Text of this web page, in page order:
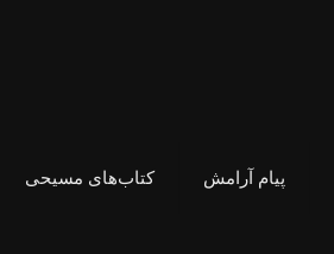
پیام آرامش کتاب‌های مسیحی